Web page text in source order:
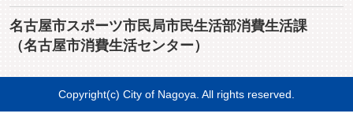
名古屋市スポーツ市民局市民生活部消費生活課
（名古屋市消費生活センター）
Copyright(c) City of Nagoya. All rights reserved.